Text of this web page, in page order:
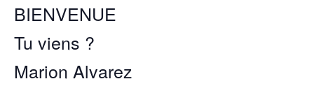
BIENVENUE
Tu viens ?
Marion Alvarez